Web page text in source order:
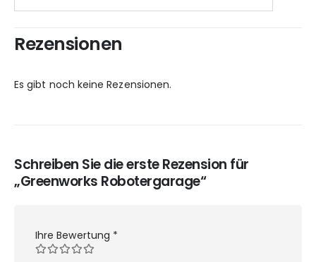
Rezensionen
Es gibt noch keine Rezensionen.
Schreiben Sie die erste Rezension für
„Greenworks Robotergarage“
Ihre Bewertung *